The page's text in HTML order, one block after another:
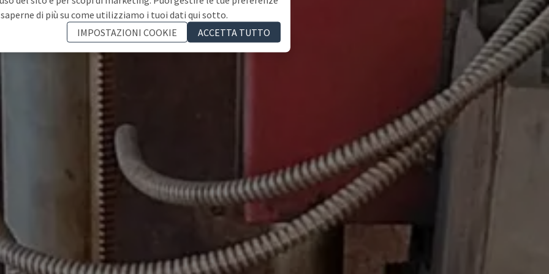
di più su come utilizziamo i tuoi dati qui sotto.
IMPOSTAZIONI COOKIE
ACCETTA TUTTO